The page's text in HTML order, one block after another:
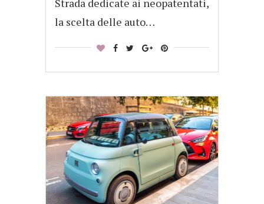
Strada dedicate ai neopatentati,
la scelta delle auto…